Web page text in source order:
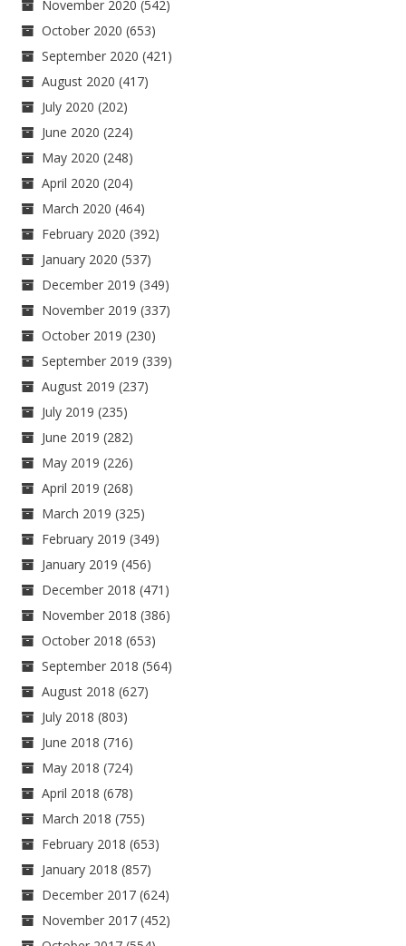
November 2020 (542)
October 2020 (653)
September 2020 (421)
August 2020 (417)
July 2020 (202)
June 2020 (224)
May 2020 (248)
April 2020 (204)
March 2020 (464)
February 2020 (392)
January 2020 (537)
December 2019 (349)
November 2019 (337)
October 2019 (230)
September 2019 (339)
August 2019 (237)
July 2019 (235)
June 2019 (282)
May 2019 (226)
April 2019 (268)
March 2019 (325)
February 2019 (349)
January 2019 (456)
December 2018 (471)
November 2018 (386)
October 2018 (653)
September 2018 (564)
August 2018 (627)
July 2018 (803)
June 2018 (716)
May 2018 (724)
April 2018 (678)
March 2018 (755)
February 2018 (653)
January 2018 (857)
December 2017 (624)
November 2017 (452)